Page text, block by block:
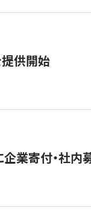
供開始
寄付・社内